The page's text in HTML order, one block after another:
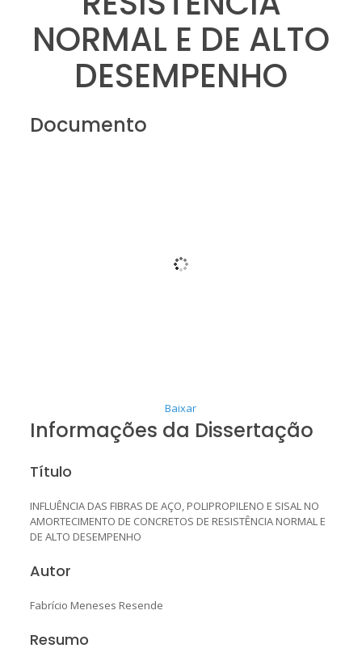
NORMAL E DE ALTO
DESEMPENHO
Documento
Baixar
Informações da Dissertação
Título
INFLUÊNCIA DAS FIBRAS DE AÇO, POLIPROPILENO E SISAL NO
AMORTECIMENTO DE CONCRETOS DE RESISTÊNCIA NORMAL E
DE ALTO DESEMPENHO
Autor
Fabrício Meneses Resende
Resumo